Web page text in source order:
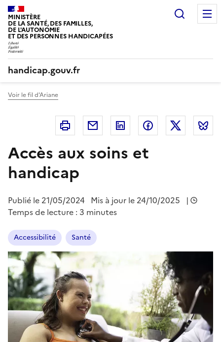
Panneau de gestion des cookies
MINISTÈRE
DE LA SANTÉ, DES FAMILLES,
DE L'AUTONOMIE
ET DES PERSONNES HANDICAPÉES
handicap.gouv.fr
Voir le fil d'Ariane
Imprimer Courriel Linkedin FacebookTwitter
Accès aux soins et
handicap
Publié le 21/05/2024 Mis à jour le 24/10/2025
|
Temps de lecture : 3 minutes
Accessibilité Santé